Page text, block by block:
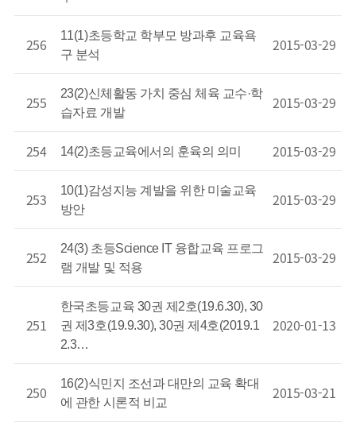
256
11(1)초등학교 학부모 방과후 교육욕
구 분석
2015-03-29
255
23(2)신체활동 가치 중심 체육 교수·학
습자료 개발
2015-03-29
254 14(2)초등교육에서의 훈육의 의미 2015-03-29
253
10(1)감성지능 계발을 위한 미술교육
방안
2015-03-29
252
24(3) 초등Science IT 융합교육 프로그
램 개발 및 적용
2015-03-29
251
한국초등교육 30권 제2호(19.6.30), 30
권 제3호(19.9.30), 30권 제4호(2019.1
2.3…
2020-01-13
250
16(2)식민지 조선과 대만의 교육 확대
에 관한 시론적 비교
2015-03-21